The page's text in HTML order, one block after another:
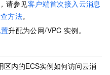
请参见客户端首次接入云消息
方法。
升配为公网/VPC 实例。
区内的ECS实例如何访问云消